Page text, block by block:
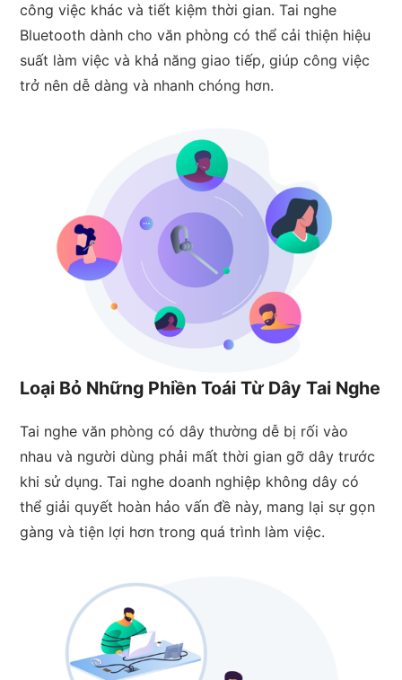
công việc khác và tiết kiệm thời gian. Tai nghe
Bluetooth dành cho văn phòng có thể cải thiện hiệu
suất làm việc và khả năng giao tiếp, giúp công việc
trở nên dễ dàng và nhanh chóng hơn.
Loại Bỏ Những Phiền Toái Từ Dây Tai Nghe
Tai nghe văn phòng có dây thường dễ bị rối vào
nhau và người dùng phải mất thời gian gỡ dây trước
khi sử dụng. Tai nghe doanh nghiệp không dây có
thể giải quyết hoàn hảo vấn đề này, mang lại sự gọn
gàng và tiện lợi hơn trong quá trình làm việc.